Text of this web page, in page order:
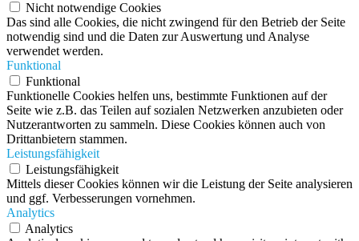
Nicht notwendige Cookies
Das sind alle Cookies, die nicht zwingend für den Betrieb der Seite
notwendig sind und die Daten zur Auswertung und Analyse
verwendet werden.
Funktional
Funktional
Funktionelle Cookies helfen uns, bestimmte Funktionen auf der
Seite wie z.B. das Teilen auf sozialen Netzwerken anzubieten oder
Nutzerantworten zu sammeln. Diese Cookies können auch von
Drittanbietern stammen.
Leistungsfähigkeit
Leistungsfähigkeit
Mittels dieser Cookies können wir die Leistung der Seite analysieren
und ggf. Verbesserungen vornehmen.
Analytics
Analytics